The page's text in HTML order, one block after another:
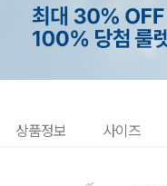
상품정보 사이즈